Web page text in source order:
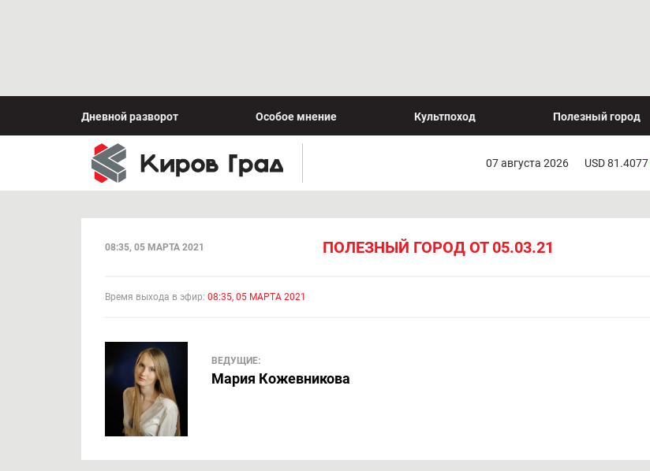
Дневной разворот Особое мнение Культпоход Полезный город
07 августа 2026 USD 81.4077
08:35, 05 МАРТА 2021 ПОЛЕЗНЫЙ ГОРОД ОТ 05.03.21
Время выхода в эфир: 08:35, 05 МАРТА 2021
ВЕДУЩИЕ:
Мария Кожевникова